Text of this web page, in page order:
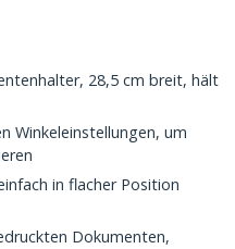
28,5 cm breit, hält
Winkeleinstellungen, um
in flacher Position
Dokumenten,